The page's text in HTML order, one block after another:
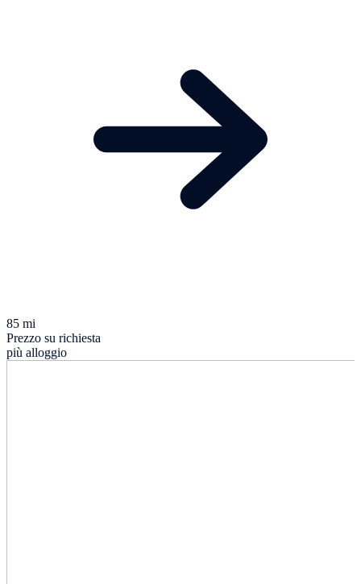
85 mi
Prezzo su richiesta
più alloggio